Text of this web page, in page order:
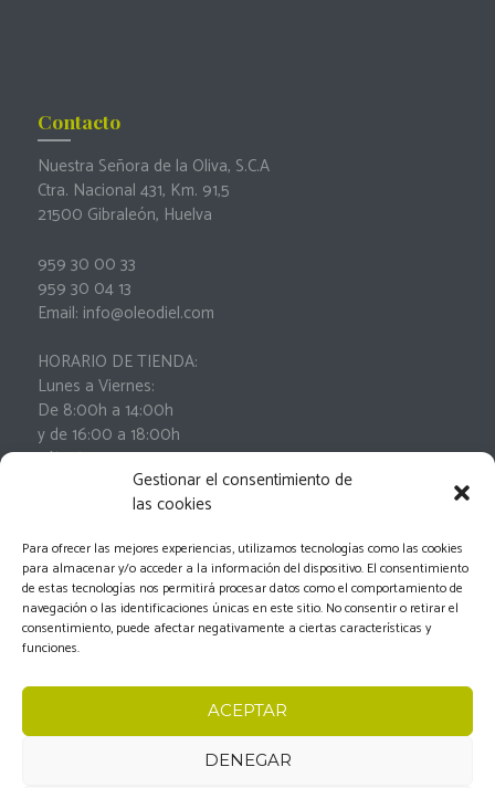
Gestionar el consentimiento de
las cookies
Para ofrecer las mejores experiencias, utilizamos tecnologías como las cookies
para almacenar y/o acceder a la información del dispositivo. El consentimiento
de estas tecnologías nos permitirá procesar datos como el comportamiento de
navegación o las identificaciones únicas en este sitio. No consentir o retirar el
consentimiento, puede afectar negativamente a ciertas características y
funciones.
ACEPTAR
DENEGAR
Contacto
Nuestra Señora de la Oliva, S.C.A
Ctra. Nacional 431, Km. 91,5
21500 Gibraleón, Huelva
959 30 00 33
959 30 04 13
Email: info@oleodiel.com
HORARIO DE TIENDA:
Lunes a Viernes:
De 8:00h a 14:00h
y de 16:00 a 18:00h
Sábados:
De 9:00h a 13:00h
Oleodiel © 2026.Aviso Legal-Política de privacidad-
Condiciones generales de
contratación-Documento de desistimiento